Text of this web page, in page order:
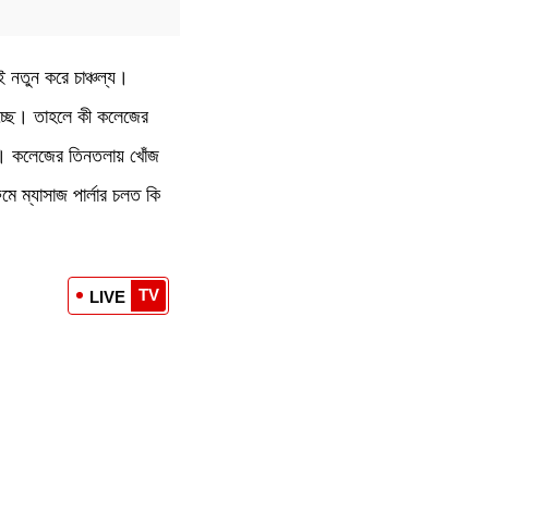
নতুন করে চাঞ্চল্য।
তাহলে কী কলেজের
কলেজের তিনতলায় খোঁজ
ম্যাসাজ পার্লার চলত কি
LIVE TV